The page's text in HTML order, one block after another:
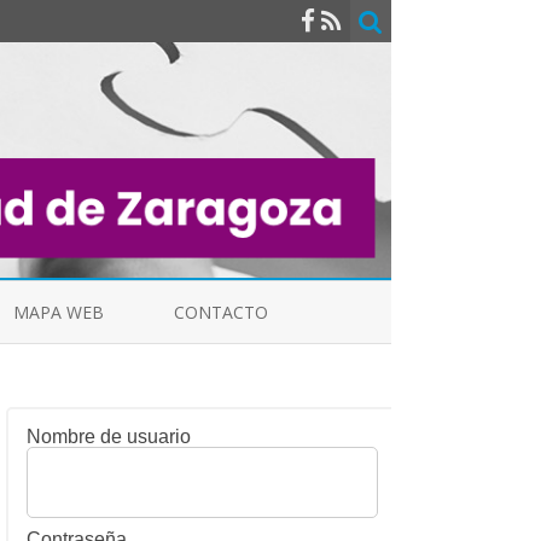
MAPA WEB CONTACTO
Nombre de usuario